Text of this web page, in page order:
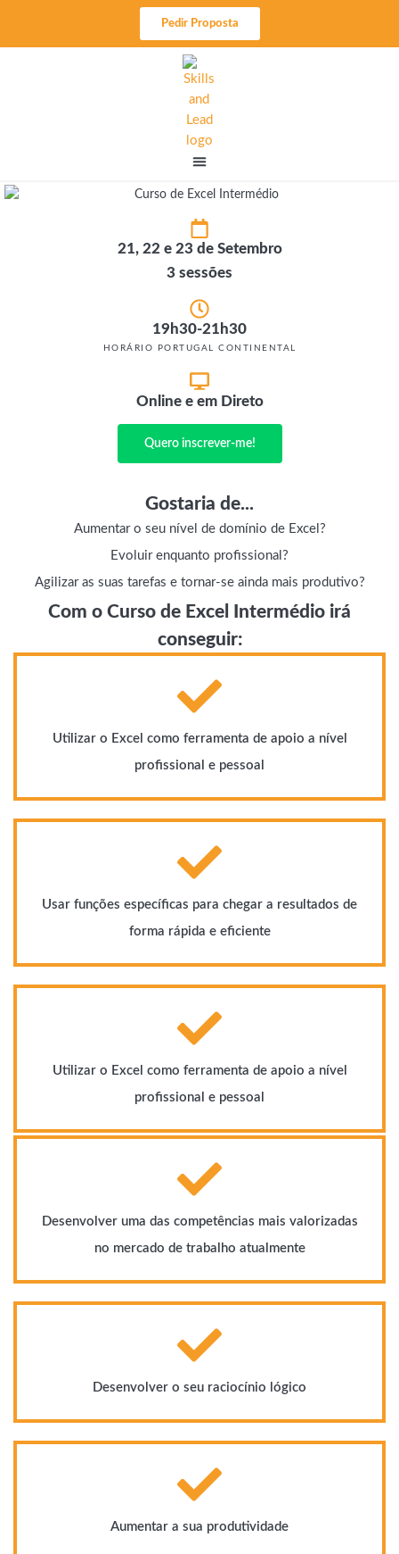
content
Pedir Proposta
21, 22 e 23 de Setembro
3 sessões
19h30-21h30
HORÁRIO PORTUGAL CONTINENTAL
Online e em Direto
Quero inscrever-me!
Gostaria de...
Aumentar o seu nível de domínio de Excel?
Evoluir enquanto profissional?
Agilizar as suas tarefas e tornar-se ainda mais produtivo?
Com o Curso de Excel Intermédio irá
conseguir:
Utilizar o Excel como ferramenta de apoio a nível
profissional e pessoal
Usar funções específicas para chegar a resultados de
forma rápida e eficiente
Utilizar o Excel como ferramenta de apoio a nível
profissional e pessoal
Desenvolver uma das competências mais valorizadas
no mercado de trabalho atualmente
Desenvolver o seu raciocínio lógico
Aumentar a sua produtividade